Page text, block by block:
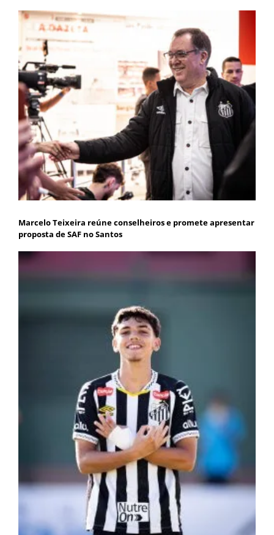
Marcelo Teixeira reúne conselheiros e promete apresentar
proposta de SAF no Santos